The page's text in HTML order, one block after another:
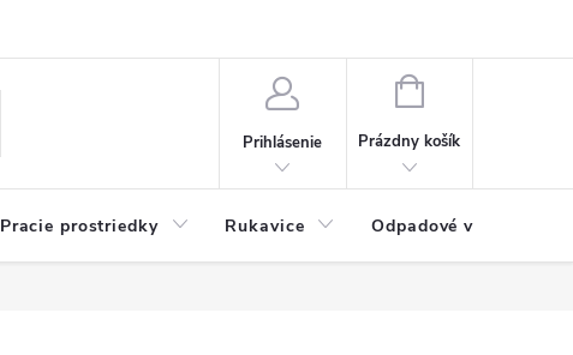
Prihlásenie
NÁKUPNÝ
Prázdny košík
Pracie prostriedky Rukavice Odpadové vrecia